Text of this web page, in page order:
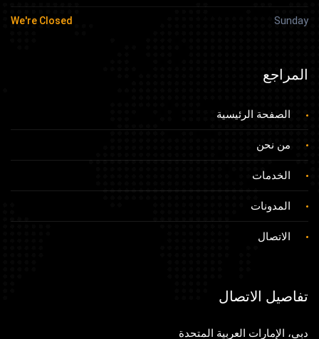
Sunday
We're Closed
المراجع
الصفحة الرئيسية
من نحن
الخدمات
المدونات
الاتصال
تفاصيل الاتصال
دبي، الإمارات العربية المتحدة